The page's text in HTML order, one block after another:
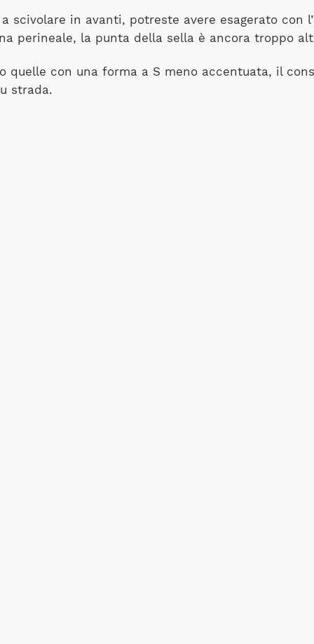
scivolare in avanti, potreste avere esagerato con
perineale, la punta della sella è ancora troppo
quelle con una forma a S meno accentuata, il
strada.